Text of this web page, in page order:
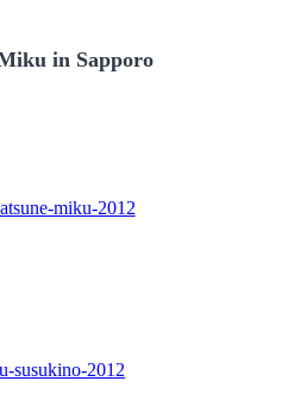
in Sapporo